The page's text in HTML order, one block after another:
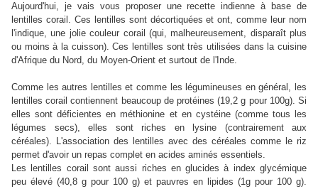
Aujourd'hui, je vais vous proposer une recette indienne à base de
lentilles corail. Ces lentilles sont décortiquées et ont, comme leur nom
l'indique, une jolie couleur corail (qui, malheureusement, disparaît plus
ou moins à la cuisson). Ces lentilles sont très utilisées dans la cuisine
d'Afrique du Nord, du Moyen-Orient et surtout de l'Inde.
Comme les autres lentilles et comme les légumineuses en général, les
lentilles corail contiennent beaucoup de protéines (19,2 g pour 100g). Si
elles sont déficientes en méthionine et en cystéine (comme tous les
légumes secs), elles sont riches en lysine (contrairement aux
céréales). L'association des lentilles avec des céréales comme le riz
permet d'avoir un repas complet en acides aminés essentiels.
Les lentilles corail sont aussi riches en glucides à index glycémique
peu élevé (40,8 g pour 100 g) et pauvres en lipides (1g pour 100 g).